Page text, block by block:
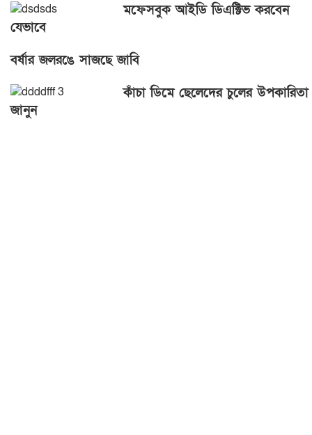
মফেসবুক আইডি ডিএক্টিভ করবেন
যেভাবে
বর্ষার জলরঙে সাজছে জাবি
কাঁচা ডিমে ছেলেদের চুলের উপকারিতা
জানুন